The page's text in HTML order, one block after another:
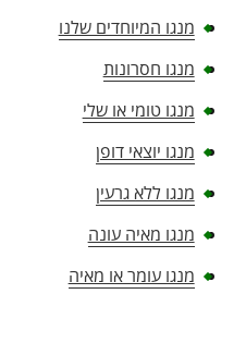
מנגו המיוחדים שלנו
מנגו חסרונות
מנגו טומי או שלי
מנגו יוצאי דופן
מנגו ללא גרעין
מנגו מאיה עונה
מנגו עומר או מאיה